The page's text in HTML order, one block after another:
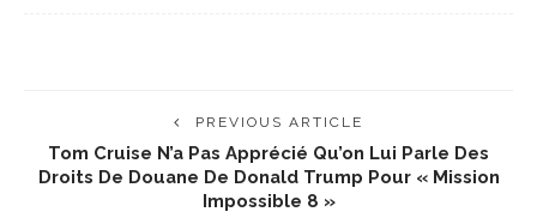
PREVIOUS ARTICLE
Tom Cruise N’a Pas Apprécié Qu’on Lui Parle Des
Droits De Douane De Donald Trump Pour « Mission
Impossible 8 »